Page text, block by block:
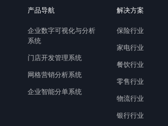
产品导航
企业数字可视化与分析
系统
门店开发管理系统
网格营销分析系统
企业智能分单系统
解决方案
保险行业
家电行业
餐饮行业
零售行业
物流行业
银行行业